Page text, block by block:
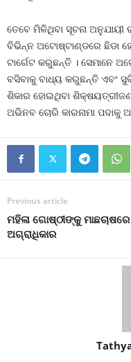
ତେବେ ମିଳିଥିବା ସୂଚନା ଅନୁଯାୟୀ
ବିଭିନ୍ନ ଅଟୋଷ୍ଟାଣ୍ଡରେ ଛିଡା
ଟାର୍ଗେଟ କରୁଛନ୍ତି । ସେମାନେ
ବସିବାକୁ ବାଧ୍ୟ କରୁଛନ୍ତି ଏବଂ
ଶିକାର ହୋଇଥିବା
ଅଭିନବ ଚୋରି କାରନାମା ପଦାକୁ
Previous article
ମହିଳା ଗୋଷ୍ଠୀଙ୍କୁ ମାଛଚାଷରେ
ଅଗ୍ରାଧିକାର